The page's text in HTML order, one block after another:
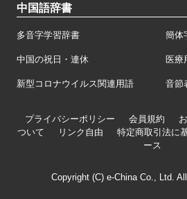
中国語辞書
多音字学習辞書 簡体
中国の祝日・連休 医療
新型コロナウイルス関連用語 音節
プライバシーポリシー 会員規約
ついて
リンク自由 特定商取引法に
ース
Copyright (C) e-China Co., Ltd.